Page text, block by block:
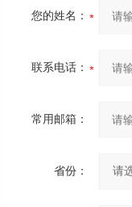
您的姓名：
联系电话：
常用邮箱：
省份：